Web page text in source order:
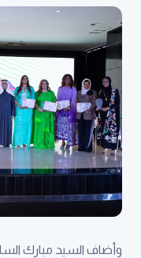
وأضاف السيد مبارك